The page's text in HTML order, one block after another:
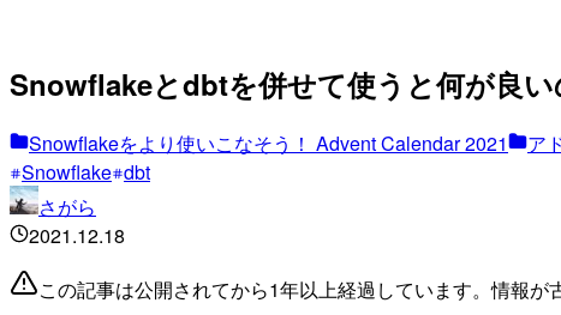
Snowflakeとdbtを併せて使うと何が良
Snowflakeをより使いこなそう！ Advent Calendar 2021 ア
Snowflake dbt
さがら
2021.12.18
この記事は公開されてから1年以上経過しています。情報が